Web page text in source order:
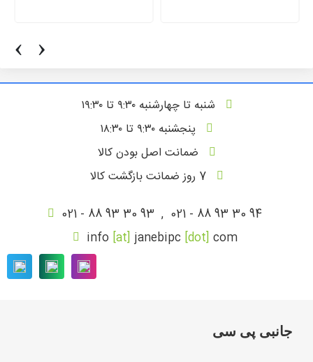
‹ ›
شنبه تا چهارشنبه ۹:۳۰ تا ۱۹:۳۰
پنجشنبه ۹:۳۰ تا ۱۸:۳۰
ضمانت اصل بودن کالا
7 روز ضمانت بازگشت کالا
021 - 88 93 30 93 , 021 - 88 93 30 94
info [at] janebipc [dot] com
جانبی پی سی